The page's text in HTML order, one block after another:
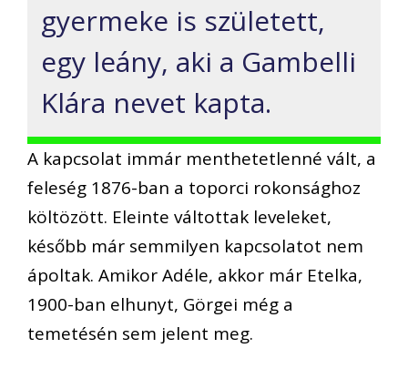
gyermeke is született,
egy leány, aki a Gambelli
Klára nevet kapta.
A kapcsolat immár menthetetlenné vált, a
feleség 1876-ban a toporci rokonsághoz
költözött. Eleinte váltottak leveleket,
később már semmilyen kapcsolatot nem
ápoltak. Amikor Adéle, akkor már Etelka,
1900-ban elhunyt, Görgei még a
temetésén sem jelent meg.